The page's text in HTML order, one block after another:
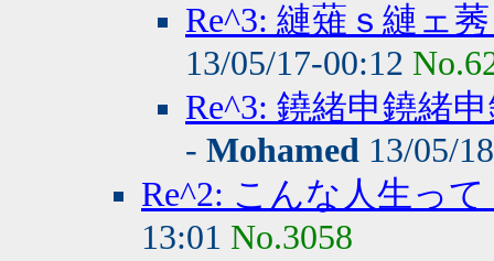
Re^3: 縺薙ｓ縺ェ
13/05/17-00:12
Re^3: 鐃緒申鐃緒
- Mohamed 13/05/
Re^2: こんな人生っ
13:01 No.3058